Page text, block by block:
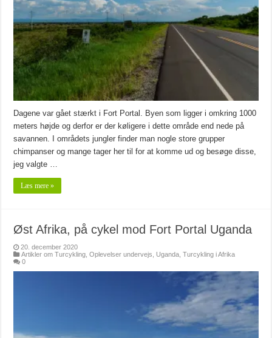
Dagene var gået stærkt i Fort Portal. Byen som ligger i omkring 1000
meters højde og derfor er der køligere i dette område end nede på
savannen. I områdets jungler finder man nogle store grupper
chimpanser og mange tager her til for at komme ud og besøge disse,
jeg valgte …
Læs mere »
Øst Afrika, på cykel mod Fort Portal Uganda
20. december 2020
Artikler om Turcykling,Oplevelser undervejs, Uganda,Turcykling i Afrika
0